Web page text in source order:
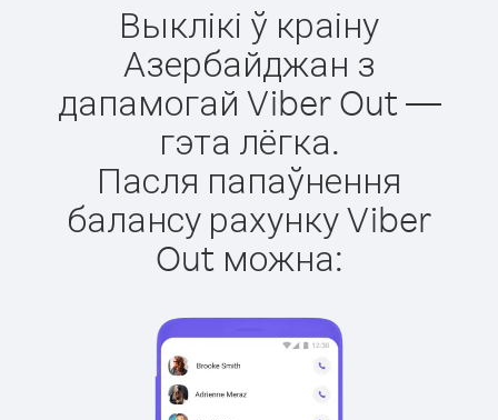
Выклікі ў краіну
Азербайджан з
дапамогай Viber Out —
гэта лёгка.
Пасля папаўнення
балансу рахунку Viber
Out можна: